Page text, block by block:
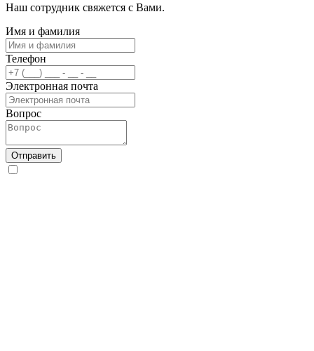
Наш сотрудник свяжется с Вами.
Имя и фамилия
Телефон
Электронная почта
Вопрос
Отправить